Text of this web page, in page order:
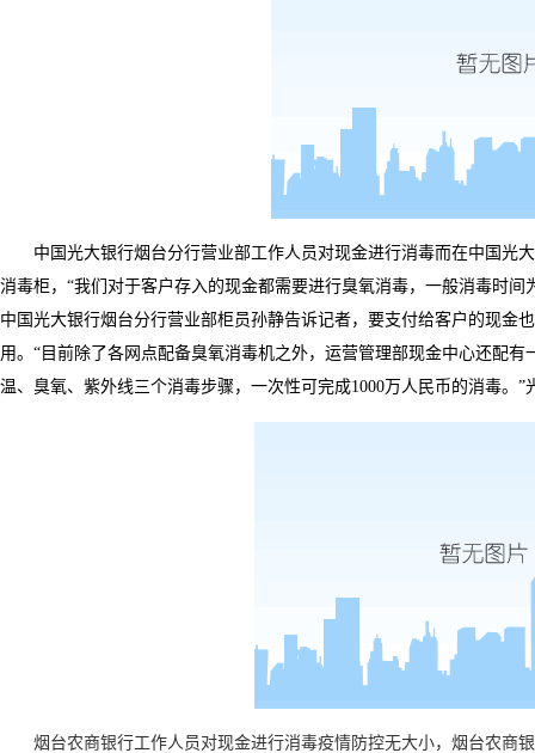
中国光大银行烟台分行营业部工作人员对现金进行消毒而在中国光
消毒柜， “我们对于客户存入的现金都需要进行臭氧消毒，一般消毒时间
中国光大银行烟台分行营业部柜员孙静告诉记者，要支付给客户的现金
用。 “ 目前除了各网点配备臭氧消毒机之外，运营管理部现金中心还配
温、臭氧、紫外线三个消毒步骤，一次性可完成1000万人民币的消毒。 ”
烟台农商银行工作人员对现金进行消毒疫情防控无大小，烟台农商